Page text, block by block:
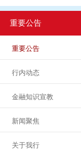
重要公告
重要公告
行内动态
金融知识宣教
新闻聚焦
关于我行